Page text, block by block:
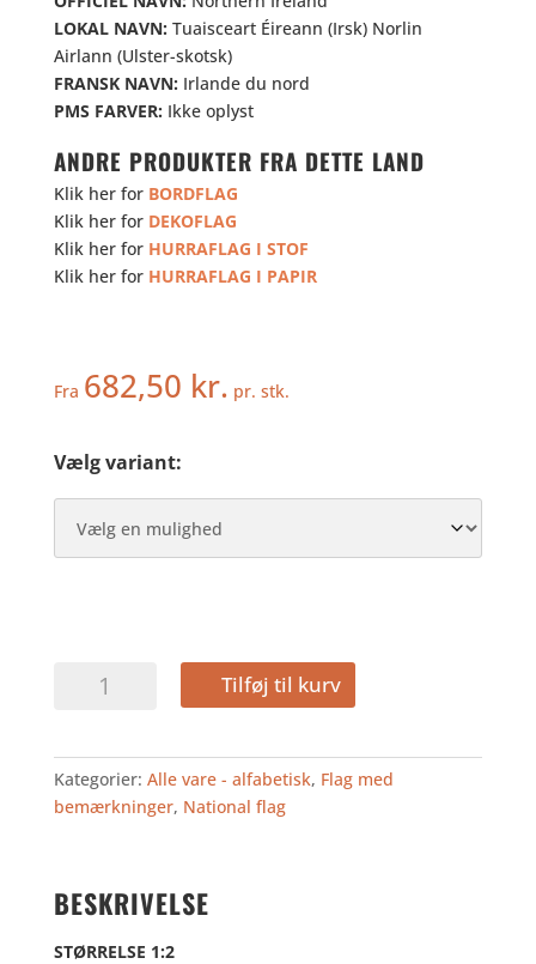
LOKAL NAVN: Tuaisceart Éireann (Irsk) Norlin
Airlann (Ulster-skotsk)
FRANSK NAVN: Irlande du nord
PMS FARVER: Ikke oplyst
ANDRE PRODUKTER FRA DETTE LAND
Klik her for BORDFLAG
Klik her for DEKOFLAG
Klik her for HURRAFLAG I STOF
Klik her for HURRAFLAG I PAPIR
Fra 682,50 kr. pr. stk.
Vælg variant:
NORDIRLAND
Tilføj til kurv
Kategorier: Alle vare - alfabetisk, Flag med
bemærkninger, National flag
BESKRIVELSE
STØRRELSE 1:2